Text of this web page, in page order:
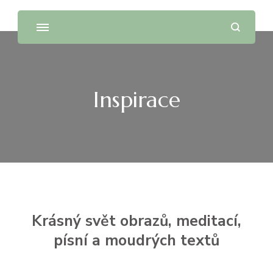
Inspirace
Krásný svět obrazů, meditací,
písní a moudrých textů